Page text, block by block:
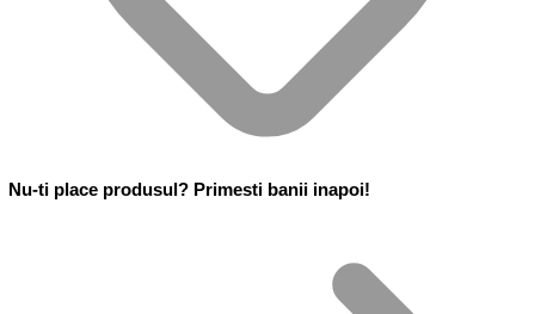
Nu-ti place produsul? Primesti banii inapoi!